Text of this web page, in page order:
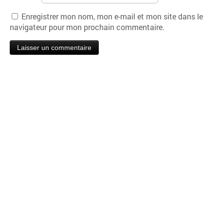
Enregistrer mon nom, mon e-mail et mon site dans le
navigateur pour mon prochain commentaire.